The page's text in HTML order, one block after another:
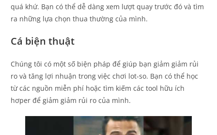
quá khứ. Bạn có thể dễ dàng xem lượt quay trước đó và tìm
ra những lựa chọn thua thường của mình.
Cá biện thuật
Chúng tôi có một số biện pháp để giúp bạn giảm giảm rủi
ro và tăng lợi nhuận trong việc chơi lot-so. Bạn có thể học
từ các nguồn miễn phí hoặc tìm kiếm các tool hữu ích
hơper để giảm giảm rủi ro của mình.